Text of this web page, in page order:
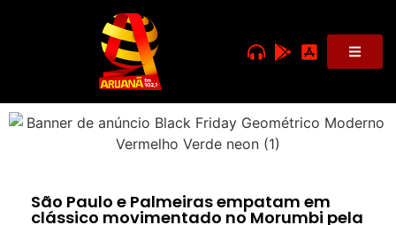
São Paulo e Palmeiras empatam em
clássico movimentado no Morumbi pela